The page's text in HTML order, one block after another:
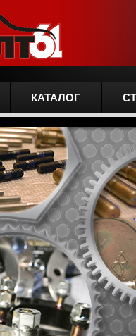
КАТАЛОГ